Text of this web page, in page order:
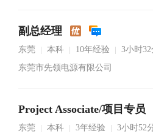
副总经理
东莞 本科 10年经验
3小时
东莞市先领电源有限公司
Project Associate/项目专员
东莞 本科 3年经验
3小时52